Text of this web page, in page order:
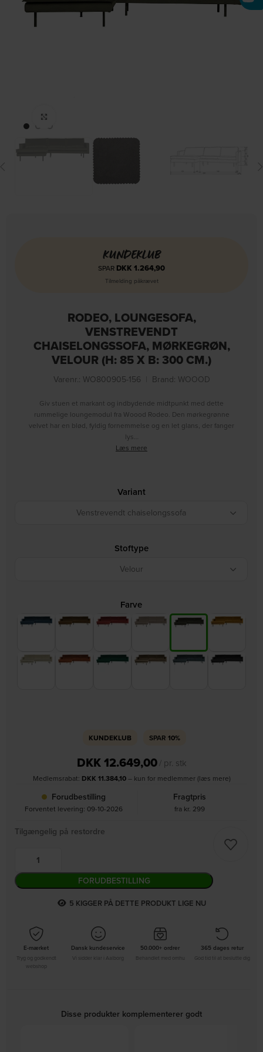
KUNDEKLUB
SPAR DKK 1.264,90
Tilmelding påkrævet
RODEO, LOUNGESOFA,
VENSTREVENDT
CHAISELONGSSOFA, MØRKEGRØN,
VELOUR (H: 85 X B: 300 CM.)
Varenr.: WO800905-156 Brand: WOOOD
Giv stuen et markant og indbydende midtpunkt med dette
rummelige loungemodul fra Woood Rodeo. Den mørkegrønne
velvet har en blød, fyldig fornemmelse og en let glans, der fanger
lys…
Læs mere
Variant
Venstrevendt chaiselongssofa
Stoftype
Velour
Farve
KUNDEKLUB SPAR 10%
DKK12.649,00/ pr. stk
Medlemsrabat: DKK 11.384,10– kun for medlemmer (læs mere)
Forudbestilling
Forventet levering: 09-10-2026
Fragtpris
fra kr. 299
Tilgængelig på restordre
FORUDBESTILLING
5 KIGGER PÅ DETTE PRODUKT LIGE NU
E-mærket
Tryg og godkendt
Dansk kundeservice
Vi sidder klar i Aalborg
50.000+ ordrer
Behandlet med omhu
365 dages retur
God tid til at beslutte dig
Disse produkter komplementerer godt